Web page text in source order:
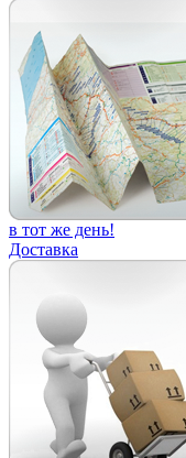
в тот же день!
Доставка